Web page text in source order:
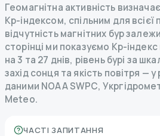
Геомагнітна активність
Kp-індексом, спільним для
відчутність магнітних бур
сторінці ми показуємо Kp-
на 3 та 27 днів, рівень бурі за
захід сонця та якість повітря —
даними NOAA SWPC,
Meteo.
ЧАСТІ ЗАПИТАННЯ